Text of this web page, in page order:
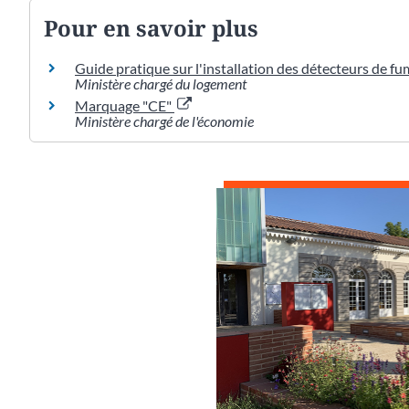
Pour en savoir plus
Guide pratique sur l'installation des détecteurs de
Ministère chargé du logement
Marquage "CE"
Ministère chargé de l'économie